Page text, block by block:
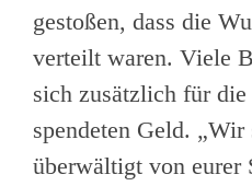
gestoßen, dass die
verteilt waren. Viele
sich zusätzlich für
spendeten Geld.
überwältigt von eurer